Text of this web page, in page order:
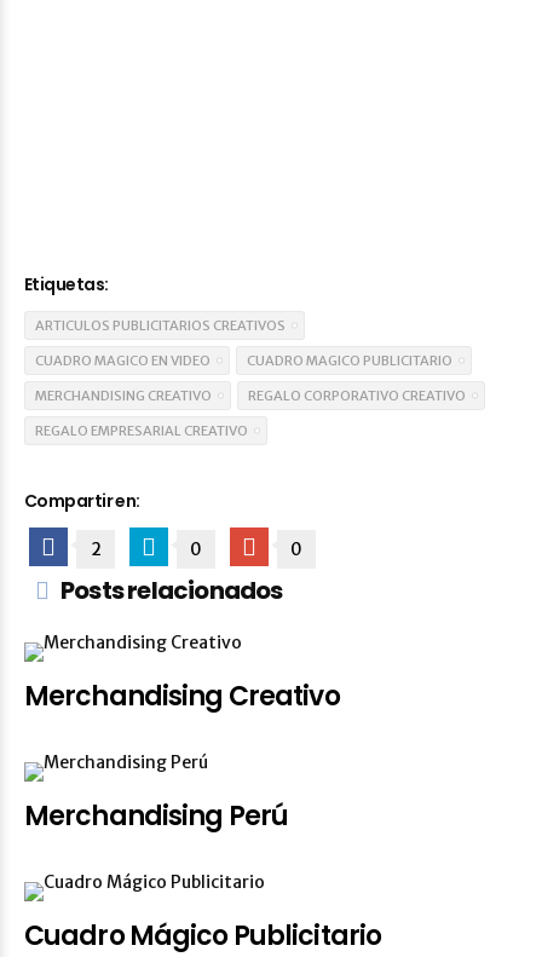
Etiquetas:
ARTICULOS PUBLICITARIOS CREATIVOS
CUADRO MAGICO EN VIDEO CUADRO MAGICO PUBLICITARIO
MERCHANDISING CREATIVO REGALO CORPORATIVO CREATIVO
REGALO EMPRESARIAL CREATIVO
Compartir en:
2 0 0
Posts relacionados
Merchandising Creativo
Merchandising Perú
Cuadro Mágico Publicitario